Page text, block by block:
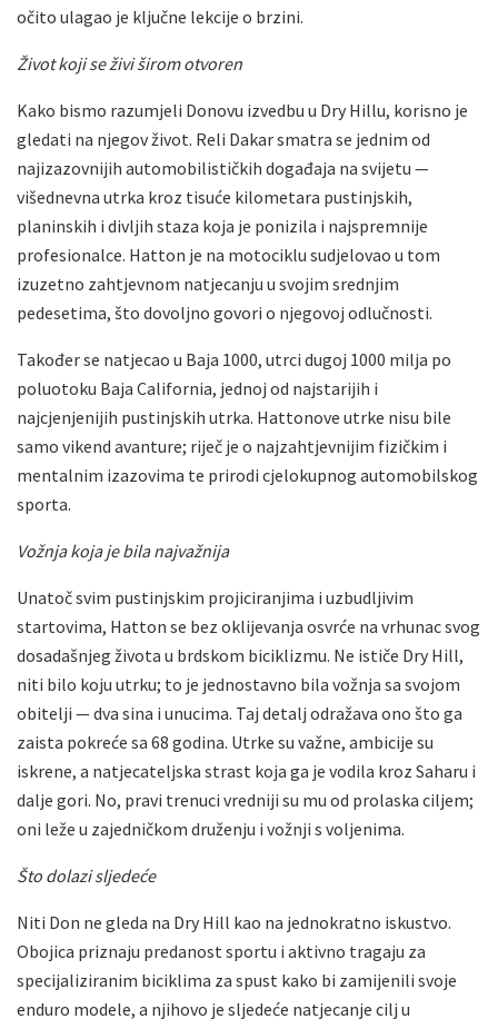
očito ulagao je ključne lekcije o brzini.
Život koji se živi širom otvoren
Kako bismo razumjeli Donovu izvedbu u Dry Hillu, korisno je
gledati na njegov život. Reli Dakar smatra se jednim od
najizazovnijih automobilističkih događaja na svijetu —
višednevna utrka kroz tisuće kilometara pustinjskih,
planinskih i divljih staza koja je ponizila i najspremnije
profesionalce. Hatton je na motociklu sudjelovao u tom
izuzetno zahtjevnom natjecanju u svojim srednjim
pedesetima, što dovoljno govori o njegovoj odlučnosti.
Također se natjecao u Baja 1000, utrci dugoj 1000 milja po
poluotoku Baja California, jednoj od najstarijih i
najcjenjenijih pustinjskih utrka. Hattonove utrke nisu bile
samo vikend avanture; riječ je o najzahtjevnijim fizičkim i
mentalnim izazovima te prirodi cjelokupnog automobilskog
sporta.
Vožnja koja je bila najvažnija
Unatoč svim pustinjskim projiciranjima i uzbudljivim
startovima, Hatton se bez oklijevanja osvrće na vrhunac svog
dosadašnjeg života u brdskom biciklizmu. Ne ističe Dry Hill,
niti bilo koju utrku; to je jednostavno bila vožnja sa svojom
obitelji — dva sina i unucima. Taj detalj odražava ono što ga
zaista pokreće sa 68 godina. Utrke su važne, ambicije su
iskrene, a natjecateljska strast koja ga je vodila kroz Saharu i
dalje gori. No, pravi trenuci vredniji su mu od prolaska ciljem;
oni leže u zajedničkom druženju i vožnji s voljenima.
Što dolazi sljedeće
Niti Don ne gleda na Dry Hill kao na jednokratno iskustvo.
Obojica priznaju predanost sportu i aktivno tragaju za
specijaliziranim biciklima za spust kako bi zamijenili svoje
enduro modele, a njihovo je sljedeće natjecanje cilj u